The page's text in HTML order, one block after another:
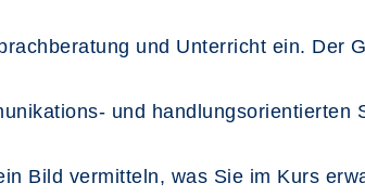
und Unterricht ein. Der
und handlungsorientierten
Bild vermitteln, was Sie im Kurs